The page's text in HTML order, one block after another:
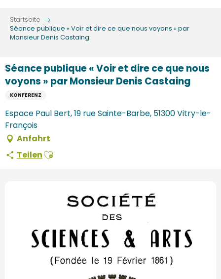
contenu
principal
Startseite
Séance publique « Voir et dire ce que nous voyons » par
Monsieur Denis Castaing
Séance publique « Voir et dire ce que nous
voyons » par Monsieur Denis Castaing
KONFERENZ
Espace Paul Bert, 19 rue Sainte-Barbe, 51300 Vitry-le-
François
Anfahrt
TeilenAjouter aux favoris